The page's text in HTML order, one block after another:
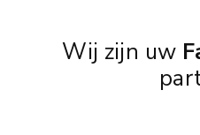
Wij zijn uw